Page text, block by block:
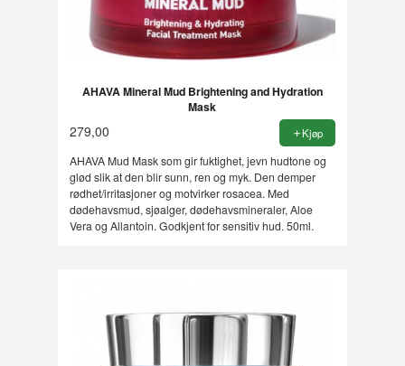
AHAVA Mineral Mud Brightening and Hydration
Mask
279,00 Kjøp
AHAVA Mud Mask som gir fuktighet, jevn hudtone og
glød slik at den blir sunn, ren og myk. Den demper
rødhet/irritasjoner og motvirker rosacea. Med
dødehavsmud, sjøalger, dødehavsmineraler, Aloe
Vera og Allantoin. Godkjent for sensitiv hud. 50ml.